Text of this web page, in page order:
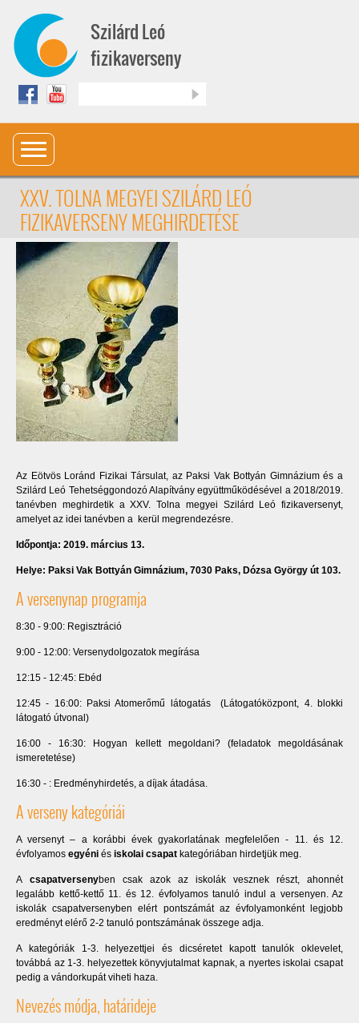
Szilárd Leó
fizikaverseny
XXV. TOLNA MEGYEI SZILÁRD LEÓ
FIZIKAVERSENY MEGHIRDETÉSE
Az Eötvös Loránd Fizikai Társulat, az Paksi Vak Bottyán Gimnázium és a
Szilárd Leó Tehetséggondozó Alapítvány együttműködésével a 2018/2019.
tanévben meghirdetik a XXV. Tolna megyei Szilárd Leó fizikaversenyt,
amelyet az idei tanévben a kerül megrendezésre.
Időpontja: 2019. március 13.
Helye: Paksi Vak Bottyán Gimnázium, 7030 Paks, Dózsa György út 103.
A versenynap programja
8:30 - 9:00: Regisztráció
9:00 - 12:00: Versenydolgozatok megírása
12:15 - 12:45: Ebéd
12:45 - 16:00: Paksi Atomerőmű látogatás (Látogatóközpont, 4. blokki
látogató útvonal)
16:00 - 16:30: Hogyan kellett megoldani? (feladatok megoldásának
ismeretetése)
16:30 - : Eredményhirdetés, a díjak átadása.
A verseny kategóriái
A versenyt – a korábbi évek gyakorlatának megfelelően - 11. és 12.
évfolyamos egyéni és iskolai csapat kategóriában hirdetjük meg.
A csapatversenyben csak azok az iskolák vesznek részt, ahonnét
legalább kettő-kettő 11. és 12. évfolyamos tanuló indul a versenyen. Az
iskolák csapatversenyben elért pontszámát az évfolyamonként legjobb
eredményt elérő 2-2 tanuló pontszámának összege adja.
A kategóriák 1-3. helyezettjei és dicséretet kapott tanulók oklevelet,
továbbá az 1-3. helyezettek könyvjutalmat kapnak, a nyertes iskolai csapat
pedig a vándorkupát viheti haza.
Nevezés módja, határideje